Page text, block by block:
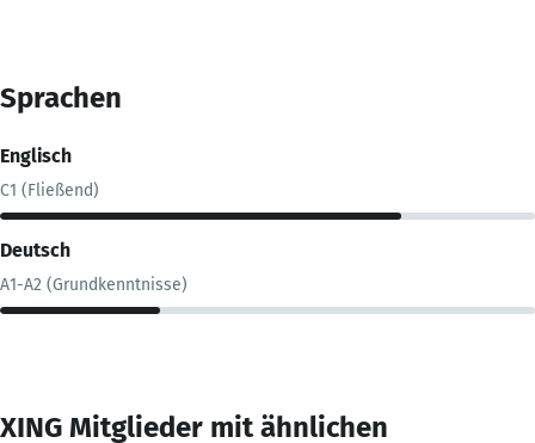
Sprachen
Englisch
C1 (Fließend)
Deutsch
A1-A2 (Grundkenntnisse)
XING Mitglieder mit ähnlichen